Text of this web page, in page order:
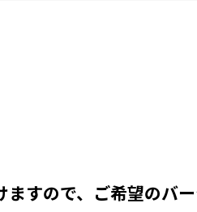
すので、ご希望のバー